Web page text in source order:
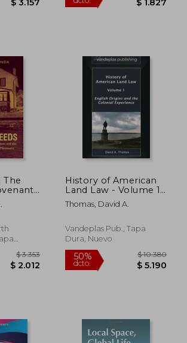
$ 3.540
50%
dcto.
The
Making
History of American
Land Law - Volume 1:
English Origins and
the Colonial
Inglés)
Thomas, David A.
Vandeplas Pub., Tapa
Dura, Nuevo